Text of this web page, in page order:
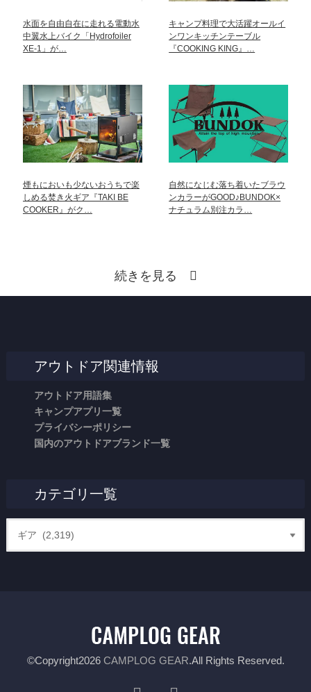
水面を自由自在に走れる電動水
中翼水上バイク「Hydrofoiler
XE-1」が…
キャンプ料理で大活躍オールイ
ンワンキッチンテーブル
『COOKING KING』…
煙もにおいも少ないおうちで楽
しめる焚き火ギア『TAKI BE
COOKER』がク…
自然になじむ落ち着いたブラウ
ンカラーがGOOD♪BUNDOK×
ナチュラム別注カラ…
続きを見る
アウトドア関連情報
アウトドア用語集
キャンプアプリ一覧
プライバシーポリシー
国内のアウトドアブランド一覧
カテゴリ一覧
©Copyright2026 CAMPLOG GEAR.All Rights Reserved.